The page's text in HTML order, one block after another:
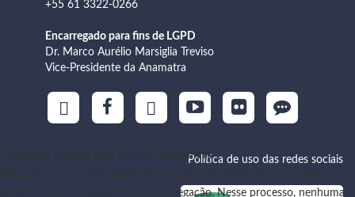
+55 61 3322-0266
Encarregado para fins de LGPD
Dr. Marco Aurélio Marsiglia Treviso
Vice-Presidente da Anamatra
Política de uso das redes sociais
Utilizamos cookies para funções específicas
Armazenamos cookies temporariamente com dados técnicos para
garantir uma boa experiência de navegação. Nesse processo, nenhuma